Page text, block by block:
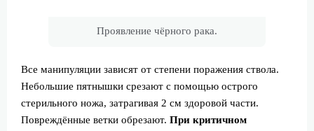
Проявление чёрного рака.
Все манипуляции зависят от степени поражения ствола.
Небольшие пятнышки срезают с помощью острого
стерильного ножа, затрагивая 2 см здоровой части.
Повреждённые ветки обрезают. При критичном